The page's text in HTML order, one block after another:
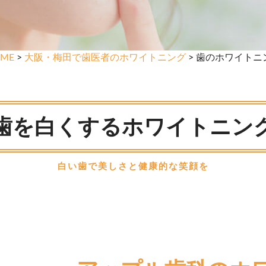
> 大阪・梅田で歯医者のホワイトニング> 歯のホワイトニ
を白くするホワイトニン
白い歯で美しさと健康的な笑顔を